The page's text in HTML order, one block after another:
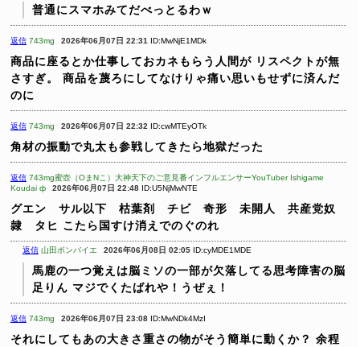
普通にスマホみてだべっとるわｗ
返信 743mg 2026年06月07日 22:31 ID:MwNjE1MDk
商品に座るとか仕事しておカネもらう人間が リスペクトが無
さすぎ。
商品を蔑ろにしてなけりゃ痛い思いもせずに済んだ
のに
返信 743mg 2026年06月07日 22:32 ID:cwMTEyOTk
角材の振動で丸太も参戦してきたら地獄だった
返信 743mg蜜壺（OまNこ）大神天下のご意見番インフルエンサーYouTuber Ishigame
Koudai ф
2026年06月07日 22:48 ID:U5NjMwNTE
グエン サル以下 枯葉剤 チビ 奇形 未開人 共産党奴
隷 タヒ こたら国すけ消えでのぐのれ
返信 山田ボンバイエ 2026年06月08日 02:05 ID:cyMDE1MDE
馬鹿の一つ覚えは脳ミソの一部が欠落してる思考障害の脳
足りん マジでくたばれや！うぜぇ！
返信 743mg 2026年06月07日 23:08 ID:MwNDk4MzI
それにしてもあの大きさ重さの物がそう簡単に動くか？ 余程